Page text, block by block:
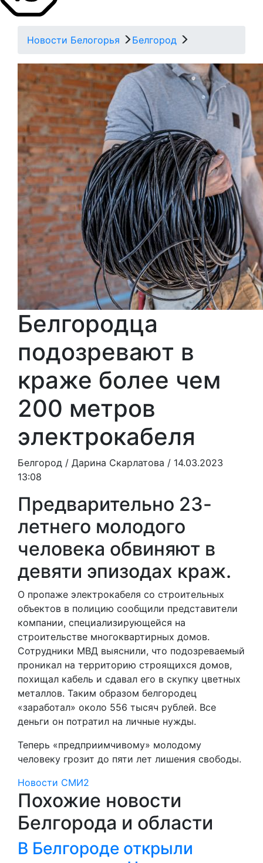
Новости Белогорья Белгород
Белгородца
подозревают в
краже более чем
200 метров
электрокабеля
Белгород / Дарина Скарлатова / 14.03.2023
13:08
Предварительно 23-
летнего молодого
человека обвиняют в
девяти эпизодах краж.
О пропаже электрокабеля со строительных
объектов в полицию сообщили представители
компании, специализирующейся на
строительстве многоквартирных домов.
Сотрудники МВД выяснили, что подозреваемый
проникал на территорию строящихся домов,
похищал кабель и сдавал его в скупку цветных
металлов. Таким образом белгородец
«заработал» около 556 тысяч рублей. Все
деньги он потратил на личные нужды.
Теперь «предприимчивому» молодому
человеку грозит до пяти лет лишения свободы.
Новости СМИ2
Похожие новости
Белгорода и области
В Белгороде открыли